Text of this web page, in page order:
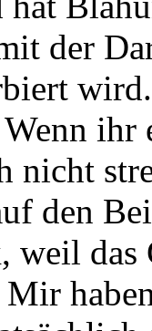
der
ihr
nicht
den
weil das